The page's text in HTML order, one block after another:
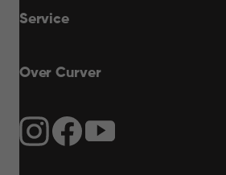
Service
Over Curver